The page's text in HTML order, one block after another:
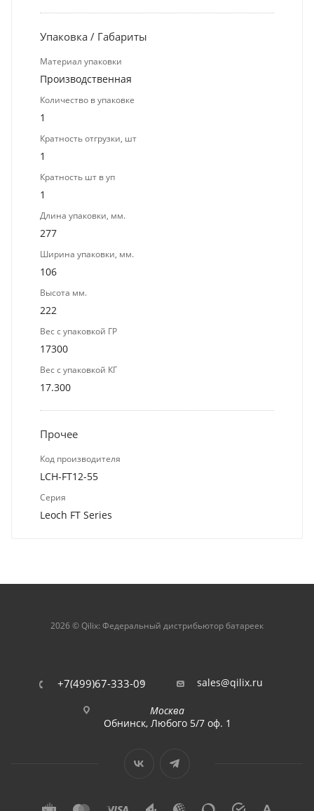
Упаковка / Габариты
Материал упаковки
Производственная
Количество в упаковке
1
Кратность отгрузки, шт
1
Кратность шт в уп
1
Длина упаковки, мм.
277
Ширина упаковки, мм.
106
Высота мм.
222
Вес с упаковкой ГР
17300
Вес с упаковкой КГ
17.300
Прочее
Код производителя
LCH-FT12-55
Серия
Leoch FT Series
2026 © Qilix: Федеральный дистрибьютор батареек
+7(499)67-333-09 sales@qilix.ru
Москва
Обнинск, Любого 5/7 оф. 1